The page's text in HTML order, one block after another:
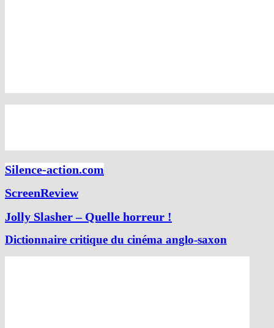
Silence-action.com
ScreenReview
Jolly Slasher – Quelle horreur !
Dictionnaire critique du cinéma anglo-saxon